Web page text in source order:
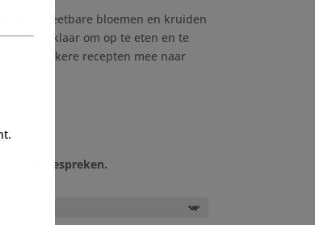
met de eetbare bloemen en kruiden
mee klaar om op te eten en te
lekkere recepten mee naar
te bespreken.